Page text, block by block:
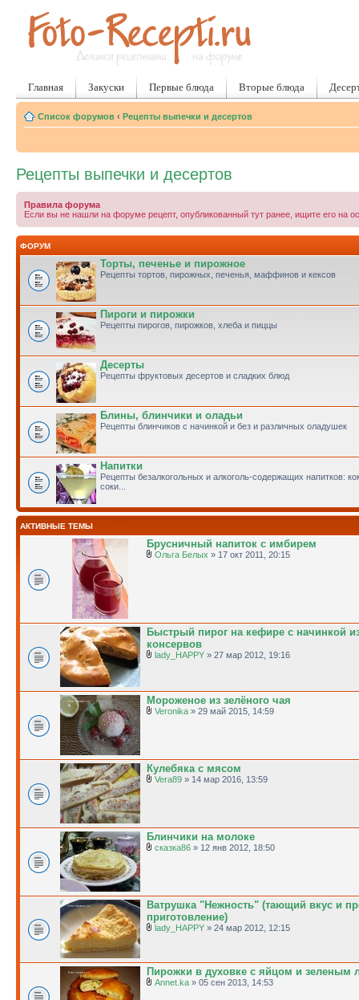
Главная Закуски Первые блюда Вторые блюда
Список форумов ‹ Рецепты выпечки и десертов
Рецепты выпечки и десертов
Правила форума
Если вы не нашли на форуме рецепт, опубликованный тут ранее, ищите его на
ФОРУМ
Торты, печенье и пирожное
Рецепты тортов, пирожных, печенья, маффинов и кексов
Пироги и пирожки
Рецепты пирогов, пирожков, хлеба и пиццы
Десерты
Рецепты фруктовых десертов и сладких блюд
Блины, блинчики и оладьи
Рецепты блинчиков с начинкой и без и различных оладушек
Напитки
Рецепты безалкогольных и алкоголь-содержащих напитков:
соки...
АКТИВНЫЕ ТЕМЫ
Брусничный напиток с имбирем
Ольга Белых » 17 окт 2011, 20:15
Быстрый пирог на кефире с начинкой
консервов
lady_HAPPY » 27 мар 2012, 19:16
Мороженое из зелёного чая
Veronika » 29 май 2015, 14:59
Кулебяка с мясом
Vera89 » 14 мар 2016, 13:59
Блинчики на молоке
сказка86 » 12 янв 2012, 18:50
Ватрушка "Нежность" (тающий вкус и
приготовление)
lady_HAPPY » 24 мар 2012, 12:15
Пирожки в духовке с яйцом и зеленым
Annet.ka » 05 сен 2013, 14:53